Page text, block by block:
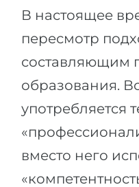
В настоящее
пересмотр
составляющим
образования.
употребляется
вместо него